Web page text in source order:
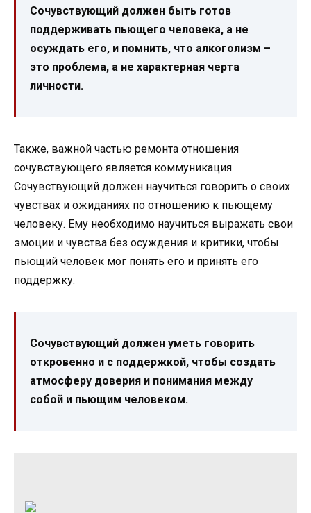
Сочувствующий должен быть готов
поддерживать пьющего человека, а не
осуждать его, и помнить, что алкоголизм –
это проблема, а не характерная черта
личности.
Также, важной частью ремонта отношения
сочувствующего является коммуникация.
Сочувствующий должен научиться говорить о своих
чувствах и ожиданиях по отношению к пьющему
человеку. Ему необходимо научиться выражать свои
эмоции и чувства без осуждения и критики, чтобы
пьющий человек мог понять его и принять его
поддержку.
Сочувствующий должен уметь говорить
откровенно и с поддержкой, чтобы создать
атмосферу доверия и понимания между
собой и пьющим человеком.